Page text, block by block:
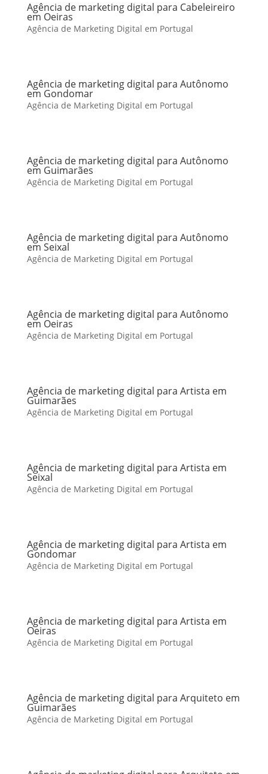
Agência de marketing digital para Cabeleireiro
em Oeiras
Agência de Marketing Digital em Portugal
Agência de marketing digital para Autônomo
em Gondomar
Agência de Marketing Digital em Portugal
Agência de marketing digital para Autônomo
em Guimarães
Agência de Marketing Digital em Portugal
Agência de marketing digital para Autônomo
em Seixal
Agência de Marketing Digital em Portugal
Agência de marketing digital para Autônomo
em Oeiras
Agência de Marketing Digital em Portugal
Agência de marketing digital para Artista em
Guimarães
Agência de Marketing Digital em Portugal
Agência de marketing digital para Artista em
Seixal
Agência de Marketing Digital em Portugal
Agência de marketing digital para Artista em
Gondomar
Agência de Marketing Digital em Portugal
Agência de marketing digital para Artista em
Oeiras
Agência de Marketing Digital em Portugal
Agência de marketing digital para Arquiteto em
Guimarães
Agência de Marketing Digital em Portugal